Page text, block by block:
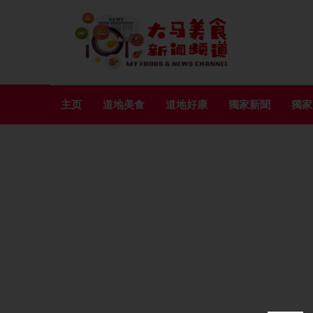
主页 道地美食 道地好康 獨家新聞 獨